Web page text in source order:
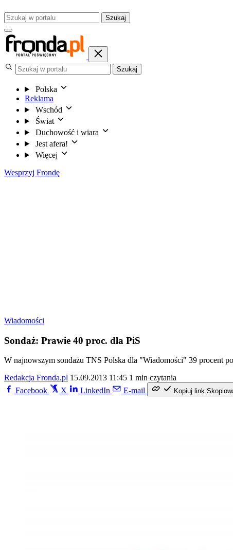
Szukaj
Szukaj
Polska
Reklama
Wschód
Świat
Duchowość i wiara
Jest afera!
Więcej
Wesprzyj Frondę
Wiadomości
Sondaż: Prawie 40 proc. dla PiS
W najnowszym sondażu TNS Polska dla "Wiadomości" 39 procent
Redakcja Fronda.pl 15.09.2013 11:45 1 min czytania
Facebook
X LinkedIn E-mail Kopiuj link